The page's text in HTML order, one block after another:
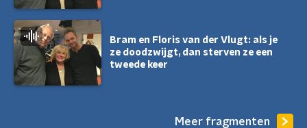
Bram en Floris van der Vlugt: als je
ze doodzwijgt, dan sterven ze een
tweede keer
Meer fragmenten